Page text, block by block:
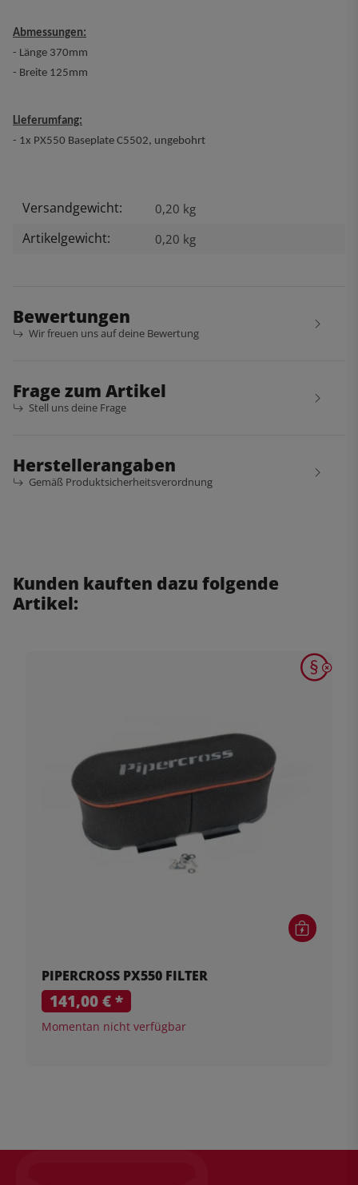
Abmessungen:
- Länge 370mm
- Breite 125mm
Lieferumfang:
- 1x PX550 Baseplate C5502, ungebohrt
Produkteigenschaft
Wert
Versandgewicht: 0,20 kg
Artikelgewicht: 0,20 kg
Bewertungen
Wir freuen uns auf deine Bewertung
Frage zum Artikel
Stell uns deine Frage
Herstellerangaben
Gemäß Produktsicherheitsverordnung
Kunden kauften dazu folgende
Artikel:
PIPERCROSS PX550 FILTER
141,00 €*
Momentan nicht verfügbar